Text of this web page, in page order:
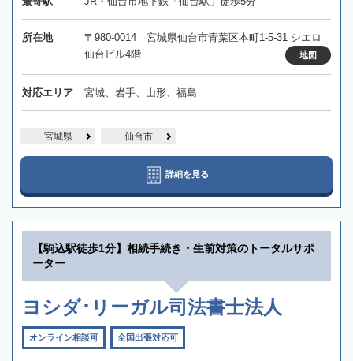
所在地
〒980-0014 宮城県仙台市青葉区本町1-5-31 シエロ
仙台ビル4階
地図
対応エリア 宮城、岩手、山形、福島
宮城県 仙台市
詳細を見る
【駒込駅徒歩1分】相続手続き・生前対策のトータルサポ
ーター
ヨシダ･リーガル司法書士法人
オンライン相談可 全国出張対応可